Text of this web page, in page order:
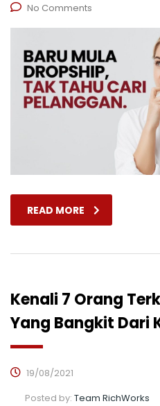
No Comments
READ MORE
Kenali 7 Orang
Yang Bangkit Dari
19/08/2021
Posted by: Team RichWorks